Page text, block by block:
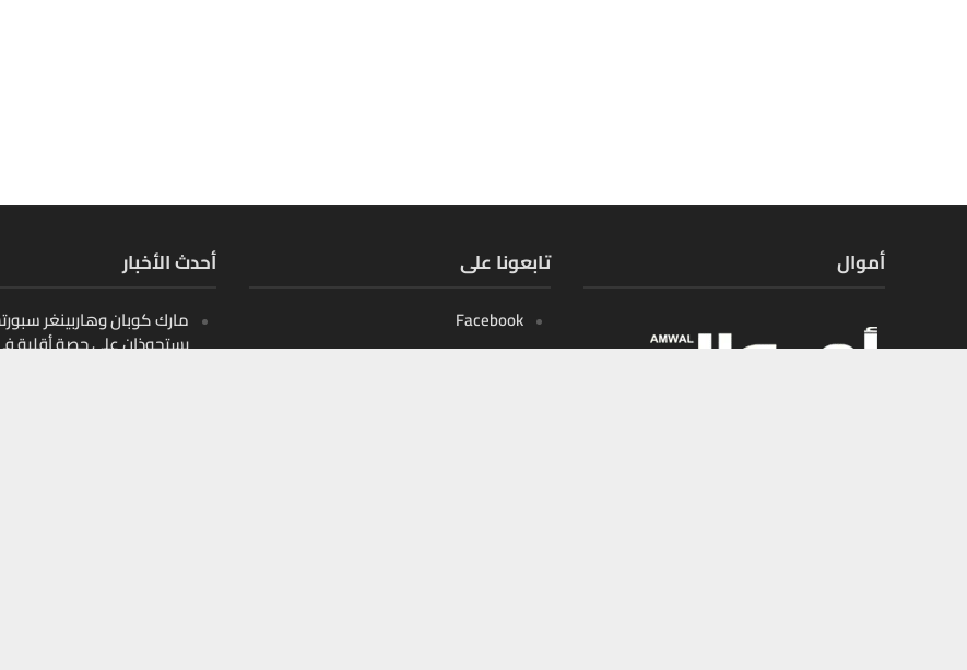
أحدث الأخبار
مارك كوبان وهاربينغر
يستحوذان على حصة أقلية
تابعونا على
Facebook
أموال